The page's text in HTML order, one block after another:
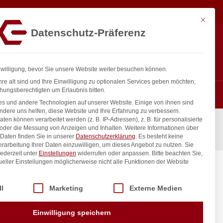
49
7,40€ exkl. MwSt. In den Warenkorb
Mit
Datenschutz-Präferenz
bevor Sie unsere Website weiter besuchen können.
alt sind und Ihre Einwilligung zu optionalen Services geben möchten,
um Erlaubnis bitten.
und andere Technologien auf unserer Website. Einige von ihnen sind
uns helfen, diese Website und Ihre Erfahrung zu verbessern.
können verarbeitet werden (z. B. IP-Adressen), z. B. für personalisierte
die Messung von Anzeigen und Inhalten. Weitere Informationen über
finden Sie in unserer Datenschutzerklärung. Es besteht keine
Ihrer Daten einzuwilligen, um dieses Angebot zu nutzen. Sie
unter Einstellungen widerrufen oder anpassen. Bitte beachten Sie,
Einstellungen möglicherweise nicht alle Funktionen der Website
Service-Gruppen, für die eine Einwilligung erteilt werden kann.
Marketing Externe Medien
Einwilligung speichern